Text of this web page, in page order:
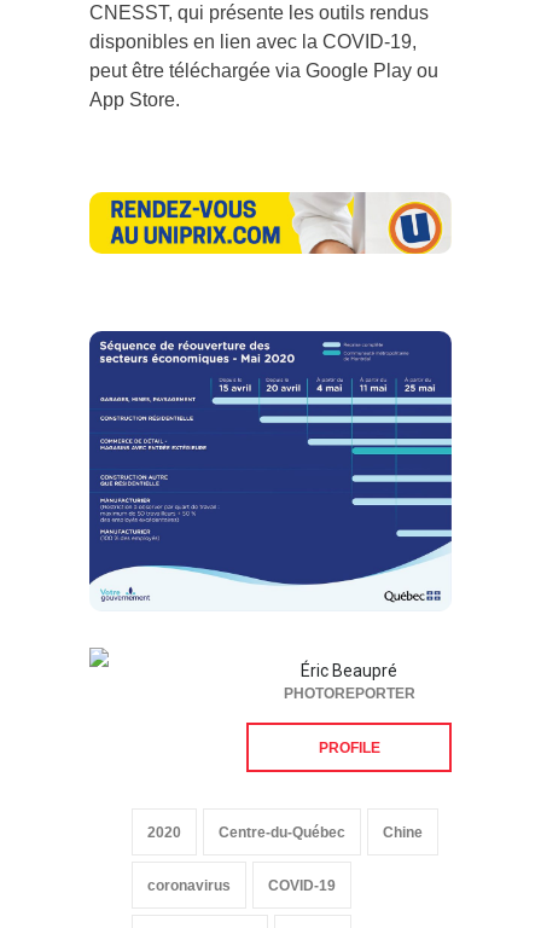
CNESST, qui présente les outils rendus
disponibles en lien avec la COVID-19,
peut être téléchargée via Google Play ou
App Store.
Éric Beaupré
PHOTOREPORTER
PROFILE
2020 Centre-du-Québec Chine
coronavirus COVID-19